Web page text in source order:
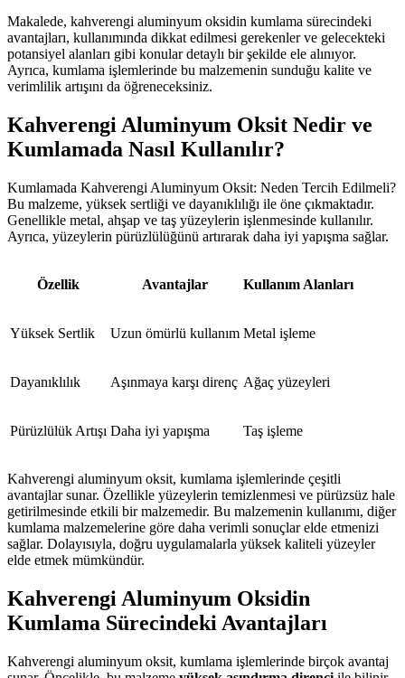
Makalede, kahverengi aluminyum oksidin kumlama sürecindeki
avantajları, kullanımında dikkat edilmesi gerekenler ve gelecekteki
potansiyel alanları gibi konular detaylı bir şekilde ele alınıyor.
Ayrıca, kumlama işlemlerinde bu malzemenin sunduğu kalite ve
verimlilik artışını da öğreneceksiniz.
Kahverengi Aluminyum Oksit Nedir ve
Kumlamada Nasıl Kullanılır?
Kumlamada Kahverengi Aluminyum Oksit: Neden Tercih Edilmeli?
Bu malzeme, yüksek sertliği ve dayanıklılığı ile öne çıkmaktadır.
Genellikle metal, ahşap ve taş yüzeylerin işlenmesinde kullanılır.
Ayrıca, yüzeylerin pürüzlülüğünü artırarak daha iyi yapışma sağlar.
Özellik Avantajlar Kullanım Alanları
Yüksek Sertlik Uzun ömürlü kullanım Metal işleme
Dayanıklılık Aşınmaya karşı direnç Ağaç yüzeyleri
Pürüzlülük Artışı Daha iyi yapışma Taş işleme
Kahverengi aluminyum oksit, kumlama işlemlerinde çeşitli
avantajlar sunar. Özellikle yüzeylerin temizlenmesi ve pürüzsüz hale
getirilmesinde etkili bir malzemedir. Bu malzemenin kullanımı, diğer
kumlama malzemelerine göre daha verimli sonuçlar elde etmenizi
sağlar. Dolayısıyla, doğru uygulamalarla yüksek kaliteli yüzeyler
elde etmek mümkündür.
Kahverengi Aluminyum Oksidin
Kumlama Sürecindeki Avantajları
Kahverengi aluminyum oksit, kumlama işlemlerinde birçok avantaj